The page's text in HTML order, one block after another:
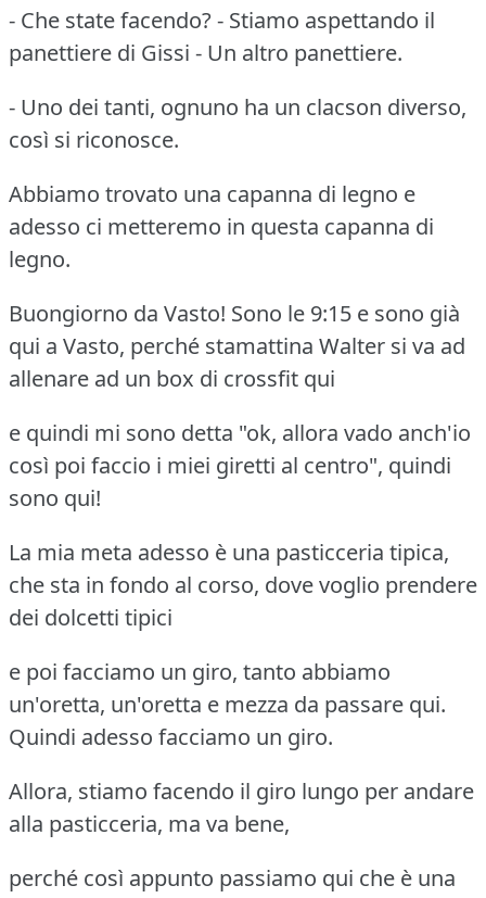
- Che state facendo? - Stiamo aspettando il
panettiere di Gissi - Un altro panettiere.
- Uno dei tanti, ognuno ha un clacson diverso,
così si riconosce.
Abbiamo trovato una capanna di legno e
adesso ci metteremo in questa capanna di
legno.
Buongiorno da Vasto! Sono le 9:15 e sono già
qui a Vasto, perché stamattina Walter si va ad
allenare ad un box di crossfit qui
e quindi mi sono detta "ok, allora vado anch'io
così poi faccio i miei giretti al centro", quindi
sono qui!
La mia meta adesso è una pasticceria tipica,
che sta in fondo al corso, dove voglio prendere
dei dolcetti tipici
e poi facciamo un giro, tanto abbiamo
un'oretta, un'oretta e mezza da passare qui.
Quindi adesso facciamo un giro.
Allora, stiamo facendo il giro lungo per andare
alla pasticceria, ma va bene,
perché così appunto passiamo qui che è una